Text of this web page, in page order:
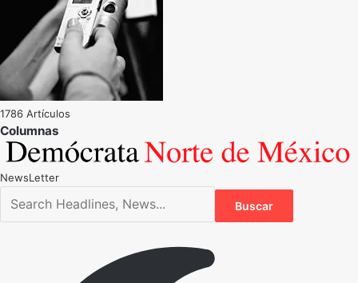
1786 Artículos
NewsLetter